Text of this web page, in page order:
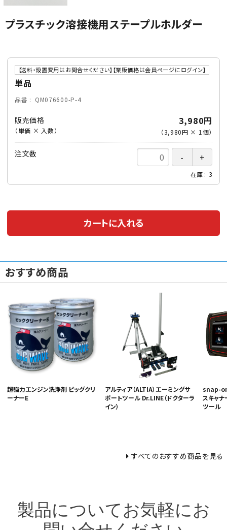
プラスチック溶接機用ステープルホルダー
【送料・設置費用はお問合せください】【業販価格は会員ページにログイン】
単品
品番 QM076600-P-4
販売価格
（単価 × 入数）
3,980円
（3,980円 × 1 個）
注文数
在庫 3
カートに入れる
おすすめ商品
超強力エンジン洗浄剤 ビッグクリ
ーナーE
アルティア（ALTIA）エーミングサ
ポートツール Dr.LINE（ドクターラ
イン）
snap-on
スキャ
ツール
すべてのおすすめ商品を見る